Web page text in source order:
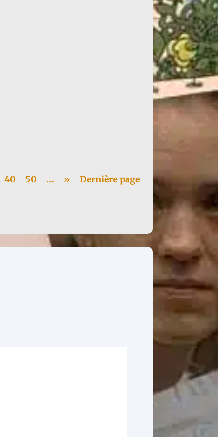
40 50 … » Dernière page